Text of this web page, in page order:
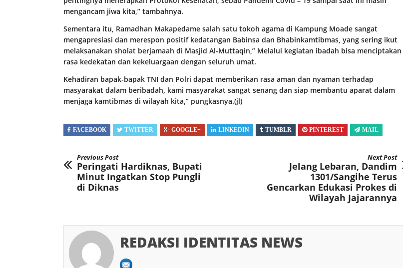
mengancam jiwa kita,” tambahnya.
Sementara itu, Ramadhan Makapedame salah satu tokoh agama di Kampung Moade sangat
mengapresiasi dan merespon positif kedatangan Babinsa dan Bhabinkamtibmas, yang sering ikut
melaksanakan sholat berjamaah di Masjid Al-Muttaqin,” Melalui kegiatan ibadah bisa menciptakan
rasa kedekatan dan kekeluargaan dengan seluruh umat.
Kehadiran bapak-bapak TNI dan Polri dapat memberikan rasa aman dan nyaman terhadap
masyarakat dalam beribadah, kami masyarakat sangat senang dan siap membantu aparat dalam
menjaga kamtibmas di wilayah kita,” pungkasnya.(jl)
FACEBOOK TWITTER GOOGLE+ LINKEDIN TUMBLR PINTEREST MAIL
Previous Post
Peringati Hardiknas, Bupati
Minut Ingatkan Stop Pungli
di Diknas
Next Post
Jelang Lebaran, Dandim
1301/Sangihe Terus
Gencarkan Edukasi Prokes di
Wilayah Jajarannya
REDAKSI IDENTITAS NEWS